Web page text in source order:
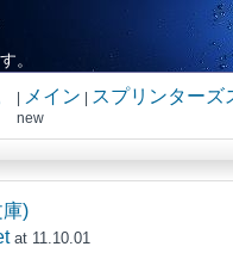
。
メイン スプリンターズ
new
)
at 11.10.01